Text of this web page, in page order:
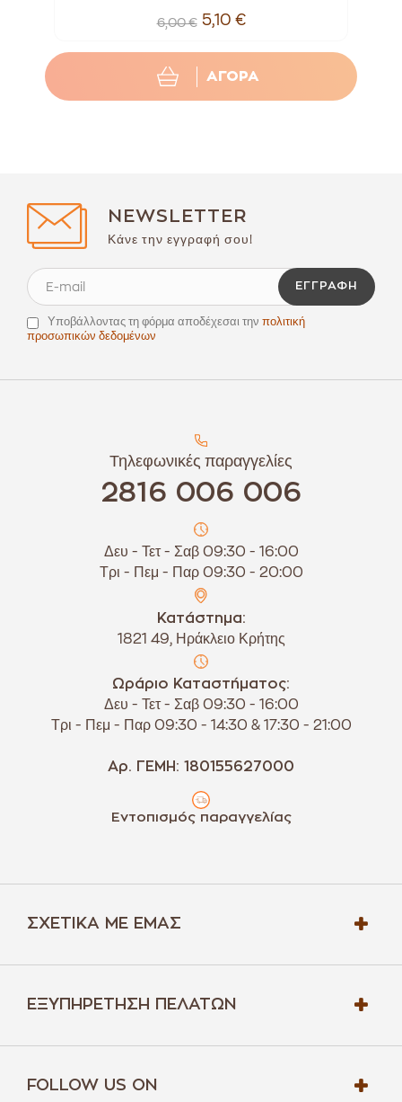
6,00 € 5,10 €
ΑΓΟΡΑ
NEWSLETTER
Κάνε την εγγραφή σου!
ΕΓΓΡΑΦΉ
Υποβάλλοντας τη φόρμα αποδέχεσαι την πολιτική
προσωπικών δεδομένων
Τηλεφωνικές παραγγελίες
2816 006 006
Δευ - Τετ - Σαβ 09:30 - 16:00
Τρι - Πεμ - Παρ 09:30 - 20:00
Κατάστημα:
1821 49, Ηράκλειο Κρήτης
Ωράριο Καταστήματος:
Δευ - Τετ - Σαβ 09:30 - 16:00
Τρι - Πεμ - Παρ 09:30 - 14:30 & 17:30 - 21:00
Αρ. ΓΕΜΗ: 180155627000
Εντοπισμός παραγγελίας
ΣΧΕΤΙΚΆ ΜΕ ΕΜΆΣ
ΕΞΥΠΗΡΈΤΗΣΗ ΠΕΛΑΤΏΝ
FOLLOW US ON